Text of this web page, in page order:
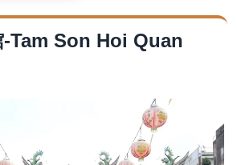
-Tam Son Hoi Quan